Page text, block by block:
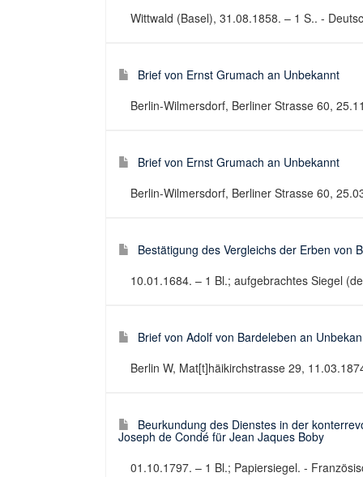
Wittwald (Basel), 31.08.1858. – 1 S.. -
Brief von Ernst Grumach an Unbekannt
Berlin-Wilmersdorf, Berliner Strasse 60,
Brief von Ernst Grumach an Unbekannt
Berlin-Wilmersdorf, Berliner Strasse 60,
Bestätigung des Vergleichs der Erben von
10.01.1684. – 1 Bl.; aufgebrachtes Siegel
Brief von Adolf von Bardeleben an
Berlin W, Mat[t]häikirchstrasse 29,
Beurkundung des Dienstes in der
Joseph de Condé für Jean Jaques Boby
01.10.1797. – 1 Bl.; Papiersiegel. -